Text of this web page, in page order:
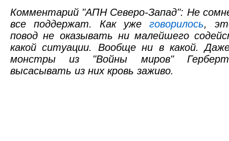
Комментарий "АПН Северо-Запад": Не
все поддержат. Как уже говорилось,
повод не оказывать ни малейшего
какой ситуации. Вообще ни в какой.
монстры из "Войны миров"
высасывать из них кровь заживо.